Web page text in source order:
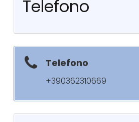
Telefono
Telefono
+390362310669